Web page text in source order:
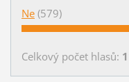
Ne (579)
Celkový počet hlasů: